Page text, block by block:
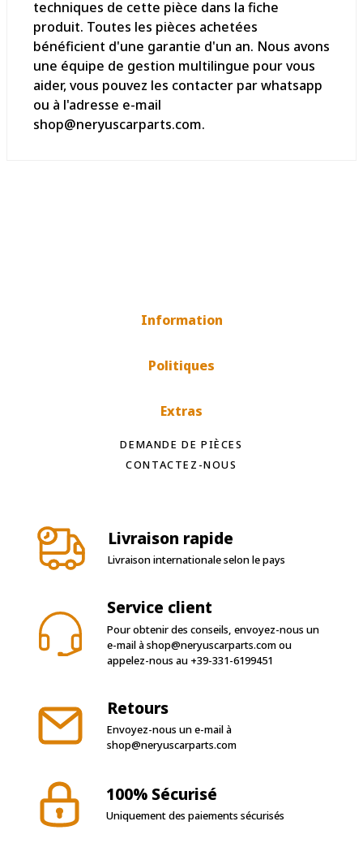
techniques de cette pièce dans la fiche
produit. Toutes les pièces achetées
bénéficient d'une garantie d'un an. Nous avons
une équipe de gestion multilingue pour vous
aider, vous pouvez les contacter par whatsapp
ou à l'adresse e-mail
shop@neryuscarparts.com.
Information
Politiques
Extras
DEMANDE DE PIÈCES
CONTACTEZ-NOUS
Livraison rapide
Livraison internationale selon le pays
Service client
Pour obtenir des conseils, envoyez-nous un
e-mail àshop@neryuscarparts.comou
appelez-nous au +39-331-6199451
Retours
Envoyez-nous un e-mail à
shop@neryuscarparts.com
100% Sécurisé
Uniquement des paiements sécurisés